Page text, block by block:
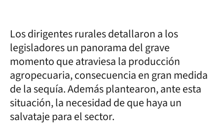
Los dirigentes rurales detallaron a los
legisladores un panorama del grave
momento que atraviesa la producción
agropecuaria, consecuencia en gran medida
de la sequía. Además plantearon, ante esta
situación, la necesidad de que haya un
salvataje para el sector.